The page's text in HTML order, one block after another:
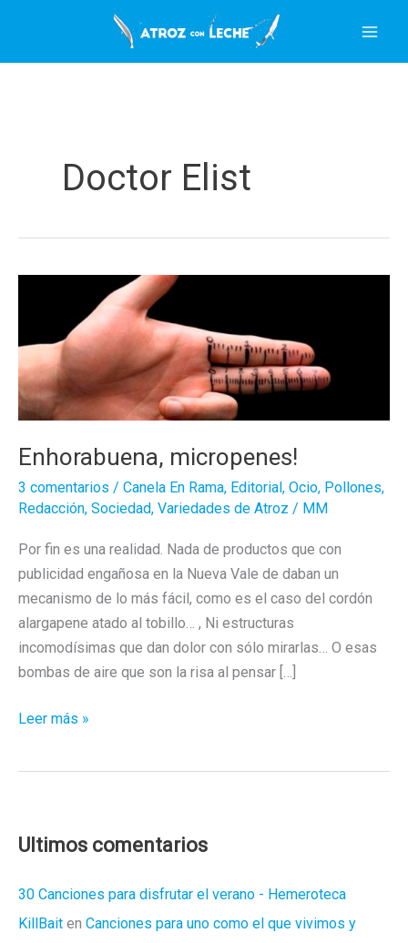
contenido
Doctor Elist
Enhorabuena, micropenes!
3 comentarios / Canela En Rama, Editorial , Ocio, Pollones,
Redacción, Sociedad, Variedades de Atroz / MM
Por fin es una realidad. Nada de productos que con
publicidad engañosa en la Nueva Vale de daban un
mecanismo de lo más fácil, como es el caso del cordón
alargapene atado al tobillo… , Ni estructuras
incomodísimas que dan dolor con sólo mirarlas… O esas
bombas de aire que son la risa al pensar […]
Enhorabuena,
Leer más »
Ultimos comentarios
30 Canciones para disfrutar el verano - Hemeroteca
KillBait en Canciones para uno como el que vivimos y